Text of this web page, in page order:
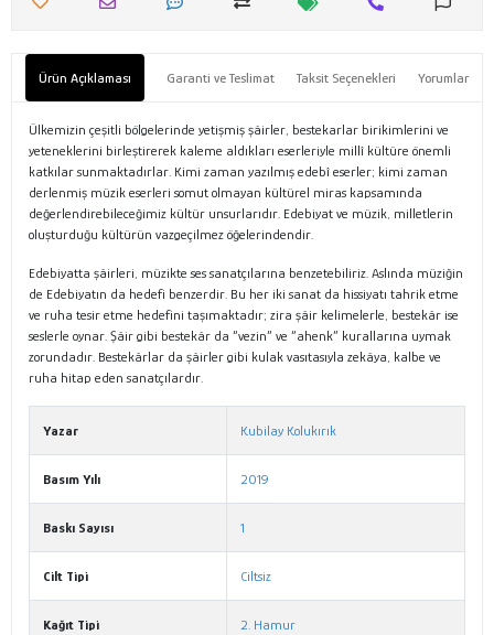
Ürün Açıklaması Garanti ve Teslimat Taksit Seçenekleri Yorumlar
Ülkemizin çeşitli bölgelerinde yetişmiş şâirler, bestekarlar birikimleri­ni ve
yeteneklerini birleştirerek kaleme aldıkları eserleriyle millî kültüre önemli
katkılar sunmaktadırlar. Kimi zaman yazılmış edebî eserler; kimi zaman
derlenmiş müzik eserleri somut olmayan kültürel miras kapsamında
değerlendirebileceğimiz kültür unsurlarıdır. Edebiyat ve müzik, milletlerin
oluşturduğu kültürün vazgeçilmez öğelerindendir.
Edebiyatta şâirleri, müzikte ses sanatçılarına benzetebiliriz. Aslında müziğin
de Edebiyatın da hedefi benzerdir. Bu her iki sanat da hissiyatı tahrik etme
ve ruha tesir etme hedefini taşımaktadır; zira şâir ke­limelerle, bestekâr ise
seslerle oynar. Şâir gibi bestekâr da “vezin” ve “ahenk” kurallarına uymak
zorundadır. Bestekârlar da şâirler gibi kulak vasıtasıyla zekâya, kalbe ve
ruha hitap eden sanatçılardır.
Yazar Kubilay Kolukırık
Basım Yılı 2019
Baskı Sayısı 1
Cilt Tipi Ciltsiz
Kağıt Tipi 2. Hamur